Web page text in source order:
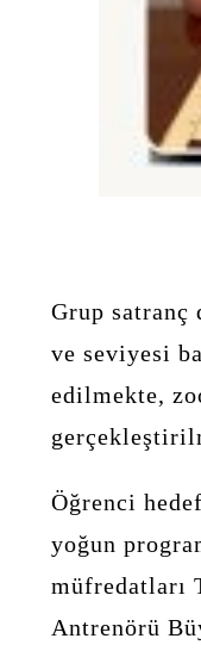
Grup satranç
ve seviyesi
edilmekte,
Öğrenci
yoğun
müfredatları
Antrenörü